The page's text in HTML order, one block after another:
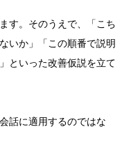
す。そのうえで、「こち
いか」「この順番で説明
といった改善仮説を立て
話に適用するのではな